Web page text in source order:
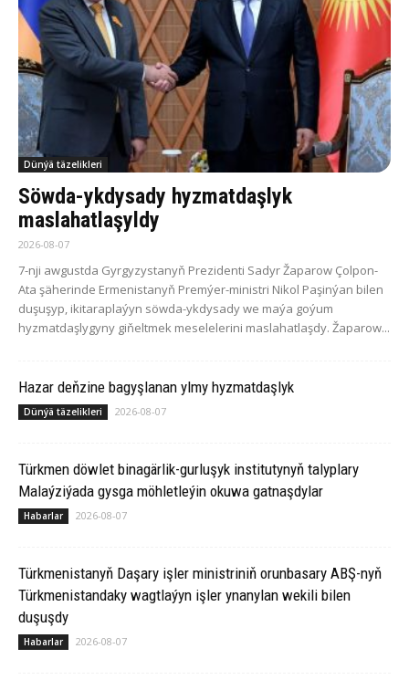
Dünýä täzelikleri
Söwda-ykdysady hyzmatdaşlyk
maslahatlaşyldy
2026-08-07
7-nji awgustda Gyrgyzystanyň Prezidenti Sadyr Žaparow Çolpon-
Ata şäherinde Ermenistanyň Premýer-ministri Nikol Paşinýan bilen
duşuşyp, ikitaraplaýyn söwda-ykdysady we maýa goýum
hyzmatdaşlygyny giňeltmek meselelerini maslahatlaşdy. Žaparow...
Hazar deňzine bagyşlanan ylmy hyzmatdaşlyk
Dünýä täzelikleri 2026-08-07
Türkmen döwlet binagärlik-gurluşyk institutynyň talyplary
Malaýziýada gysga möhletleýin okuwa gatnaşdylar
Habarlar 2026-08-07
Türkmenistanyň Daşary işler ministriniň orunbasary ABŞ-nyň
Türkmenistandaky wagtlaýyn işler ynanylan wekili bilen
duşuşdy
Habarlar 2026-08-07